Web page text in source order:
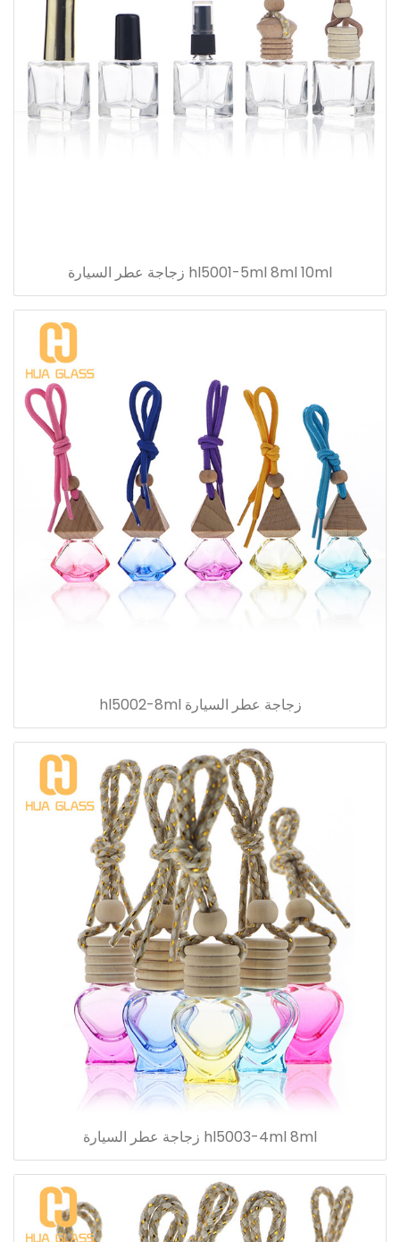
hl5001-5ml 8ml 10ml زجاجة عطر السيارة
زجاجة عطر السيارة hl5002-8ml
hl5003-4ml 8ml زجاجة عطر السيارة